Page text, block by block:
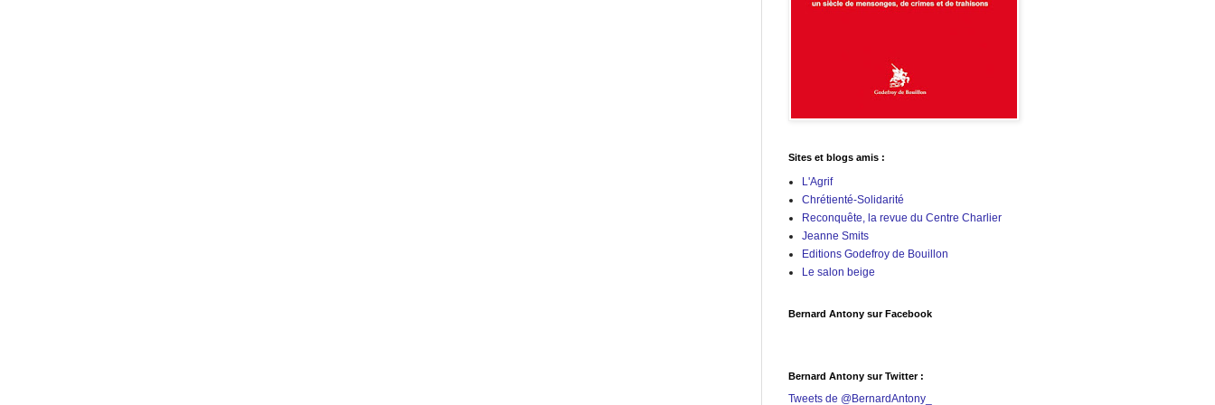
Sites et blogs amis :
L'Agrif
Chrétienté-Solidarité
Reconquête, la revue du Centre Charlier
Jeanne Smits
Editions Godefroy de Bouillon
Le salon beige
Bernard Antony sur Facebook
Bernard Antony sur Twitter :
Tweets de @BernardAntony_